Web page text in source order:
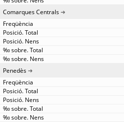
Comarques Centrals
Penedès